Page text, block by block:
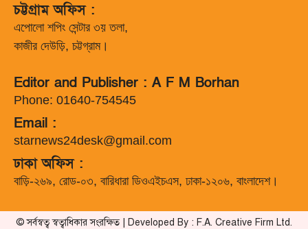
চট্টগ্রাম অফিস :
এপোলো শপিং সেন্টার ৩য় তলা,
কাজীর দেউড়ি, চট্টগ্রাম।
Editor and Publisher : A F M Borhan
Phone: 01640-754545
Email :
starnews24desk@gmail.com
ঢাকা অফিস :
বাড়ি-২৬৯, রোড-০৩, বারিধারা ডিওএইচএস, ঢাকা-১২০৬, বাংলাদেশ।
© সর্বস্বত্ব স্বত্বাধিকার সংরক্ষিত | Developed By : F.A. Creative Firm Ltd.